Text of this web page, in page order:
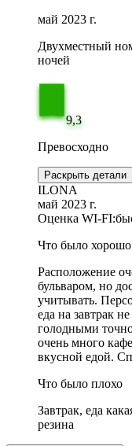
май 2023 г.
Двухместный
ночей
9,3
Превосходно
Раскрыть детали
ILONA
май 2023 г.
Оценка WI-FI:
Что было хорошо
Расположение
бульваром, но
учитывать.
еда на завтрак
голодными
очень много
вкусной едой.
Что было плохо
Завтрак, еда
резина